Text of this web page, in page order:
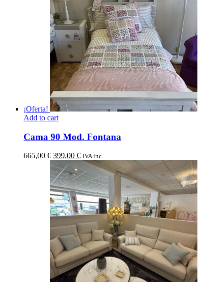
¡Oferta!
Add to cart
Cama 90 Mod. Fontana
665,00€ El
precio
original
era:
665,00 €.
399,00 €El
precio
actual
es:
399,00 €.
IVA inc.